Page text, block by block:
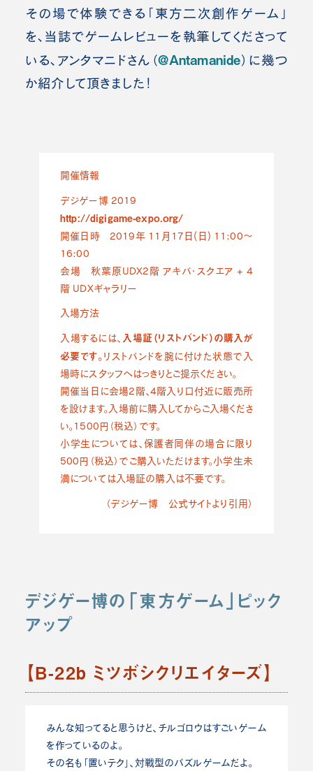
その場で体験できる「東方二次創作ゲーム」
を、当誌でゲームレビューを執筆してくださって
いる、アンタマニドさん（@Antamanide）に幾つ
か紹介して頂きました！
開催情報
デジゲー博 2019
http://digigame-expo.org/
開催日時 2019年 11月17日(日) 11:00～
16:00
会場 秋葉原UDX2階 アキバ・スクエア + 4
階 UDXギャラリー
入場方法
入場するには、 入場証（リストバンド）の購入が
必要です。 リストバンドを腕に付けた状態で入
場時にスタッフへはっきりとご提示ください。
開催当日に会場2階、4階入り口付近に販売所
を設けます。入場前に購入してからご入場くださ
い。1500円（税込）です。
小学生については、保護者同伴の場合に限り
500円（税込）でご購入いただけます。小学生未
満については入場証の購入は不要です。
（デジゲー博 公式サイトより引用）
デジゲー博の「東方ゲーム」ピック
アップ
【B-22b ミツボシクリエイターズ】
みんな知ってると思うけど、チルゴロウはすごいゲーム
を作っているのよ。
その名も「置いテク」、対戦型のパズルゲームだよ。